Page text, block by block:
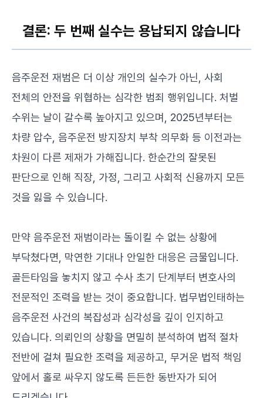
결론: 두 번째 실수는 용납되지 않습니다
음주운전 재범은 더 이상 개인의 실수가 아닌, 사회
전체의 안전을 위협하는 심각한 범죄 행위입니다. 처벌
수위는 날이 갈수록 높아지고 있으며, 2025년부터는
차량 압수, 음주운전 방지장치 부착 의무화 등 이전과는
차원이 다른 제재가 가해집니다. 한순간의 잘못된
판단으로 인해 직장, 가정, 그리고 사회적 신용까지 모든
것을 잃을 수 있습니다.
만약 음주운전 재범이라는 돌이킬 수 없는 상황에
부닥쳤다면, 막연한 기대나 안일한 대응은 금물입니다.
골든타임을 놓치지 않고 수사 초기 단계부터 변호사의
전문적인 조력을 받는 것이 중요합니다. 법무법인태하는
음주운전 사건의 복잡성과 심각성을 깊이 인지하고
있습니다. 의뢰인의 상황을 면밀히 분석하여 법적 절차
전반에 걸쳐 필요한 조력을 제공하고, 무거운 법적 책임
앞에서 홀로 싸우지 않도록 든든한 동반자가 되어